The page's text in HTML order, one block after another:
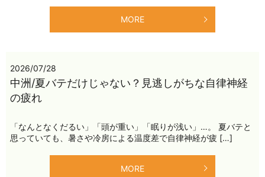
MORE
2026/07/28
中洲/夏バテだけじゃない？見逃しがちな自律神経
の疲れ
「なんとなくだるい」「頭が重い」「眠りが浅い」…。 夏バテと
思っていても、暑さや冷房による温度差で自律神経が疲 […]
MORE